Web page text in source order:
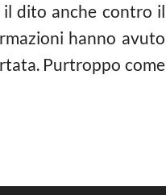
il dito anche contro il
hanno avuto
Purtroppo come